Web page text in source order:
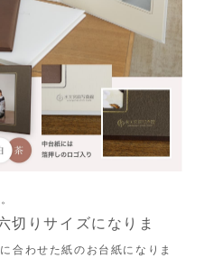
切りサイズになりま
合わせた紙のお台紙になりま